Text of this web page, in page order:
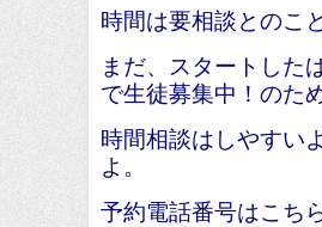
時間は要相談とのこ
まだ、スタートした
で生徒募集中！のため
時間相談はしやすい
よ。
予約電話番号はこち